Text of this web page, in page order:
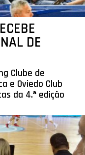
DE
Clube de
e Oviedo Club
da 4.ª edição